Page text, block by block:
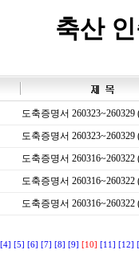
축산
도축증명서 260323~260329
도축증명서 260323~260329
도축증명서 260316~260322
도축증명서 260316~260322
도축증명서 260316~260322
[4] [5] [6] [7] [8] [9] [10] [11] [12]